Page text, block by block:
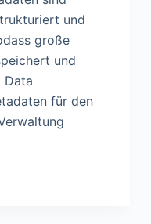
und
große
und
Data
für den